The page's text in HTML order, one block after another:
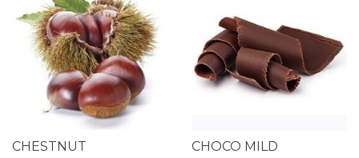
CHESTNUT CHOCO MILD